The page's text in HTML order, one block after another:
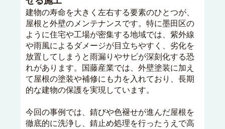
建物の寿命を大きく左右する要素のひとつが、
屋根と外壁のメンテナンスです。特に墨田区の
ように住宅や工場が密集する地域では、紫外線
や雨風によるダメージが目立ちやすく、劣化を
放置してしまうと雨漏りやサビが深刻化する恐
れがあります。国藤産業では、外壁塗装に加え
て屋根の塗装や補修にも力を入れており、長期
的な建物の保護を実現しています。
今回の事例では、錆びや色褪せが進んだ屋根を
徹底的に洗浄し、錆止め処理を行ったうえで高